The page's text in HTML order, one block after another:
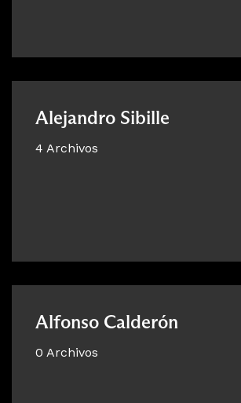
Alejandro Sibille
4 Archivos
Alfonso Calderón
0 Archivos